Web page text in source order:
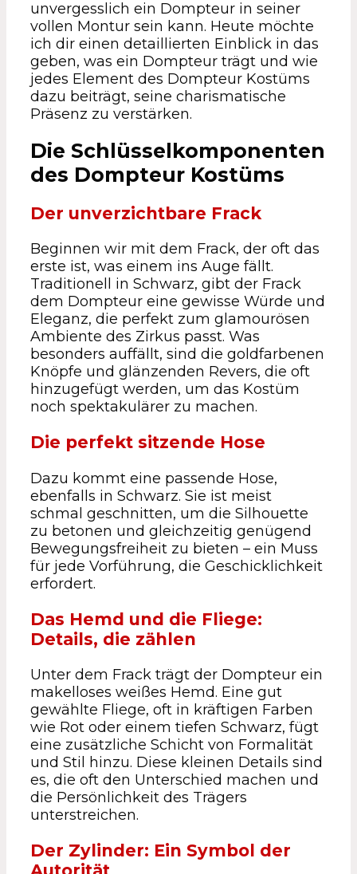
unvergesslich ein Dompteur in seiner
vollen Montur sein kann. Heute möchte
ich dir einen detaillierten Einblick in das
geben, was ein Dompteur trägt und wie
jedes Element des Dompteur Kostüms
dazu beiträgt, seine charismatische
Präsenz zu verstärken.
Die Schlüsselkomponenten
des Dompteur Kostüms
Der unverzichtbare Frack
Beginnen wir mit dem Frack, der oft das
erste ist, was einem ins Auge fällt.
Traditionell in Schwarz, gibt der Frack
dem Dompteur eine gewisse Würde und
Eleganz, die perfekt zum glamourösen
Ambiente des Zirkus passt. Was
besonders auffällt, sind die goldfarbenen
Knöpfe und glänzenden Revers, die oft
hinzugefügt werden, um das Kostüm
noch spektakulärer zu machen.
Die perfekt sitzende Hose
Dazu kommt eine passende Hose,
ebenfalls in Schwarz. Sie ist meist
schmal geschnitten, um die Silhouette
zu betonen und gleichzeitig genügend
Bewegungsfreiheit zu bieten – ein Muss
für jede Vorführung, die Geschicklichkeit
erfordert.
Das Hemd und die Fliege:
Details, die zählen
Unter dem Frack trägt der Dompteur ein
makelloses weißes Hemd. Eine gut
gewählte Fliege, oft in kräftigen Farben
wie Rot oder einem tiefen Schwarz, fügt
eine zusätzliche Schicht von Formalität
und Stil hinzu. Diese kleinen Details sind
es, die oft den Unterschied machen und
die Persönlichkeit des Trägers
unterstreichen.
Der Zylinder: Ein Symbol der